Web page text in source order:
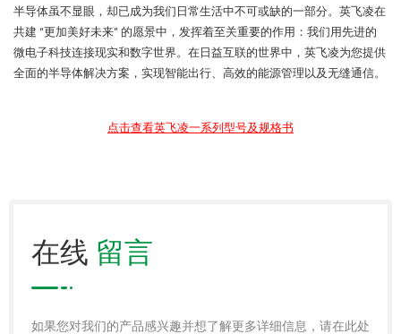
半导体虽不显眼，却已成为我们日常生活中不可或缺的一部分。英飞凌在
共建 “更加美好未来” 的愿景中，发挥着至关重要的作用：我们用先进的
微电子科技连接现实和数字世界。在日益互联的世界中，英飞凌为您提供
全面的半导体解决方案，实现智能出行、高效的能源管理以及无缝通信。
点击查看英飞凌一系列型号及规格书
在线 留言
如果您对我们的产品感兴趣并想了解更多详细信息，请在此处